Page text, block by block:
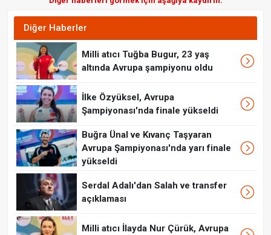
Diğer Haberler
Milli atıcı Tuğba Bugur, 23 yaş
altında Avrupa şampiyonu oldu
İlke Özyüksel, Avrupa
Şampiyonası'nda finale yükseldi
Buğra Ünal ve Kıvanç Taşyaran
Avrupa Şampiyonası'nda yarı finale
yükseldi
Serdal Adalı'dan Salah ve transfer
açıklaması
Milli atıcı İlayda Nur Çürük, Avrupa